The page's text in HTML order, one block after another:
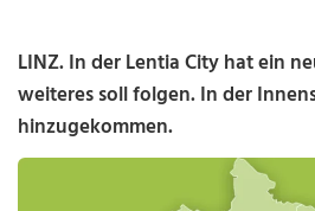
LINZ. In der Lentia City hat ein
weiteres soll folgen. In der
hinzugekommen.